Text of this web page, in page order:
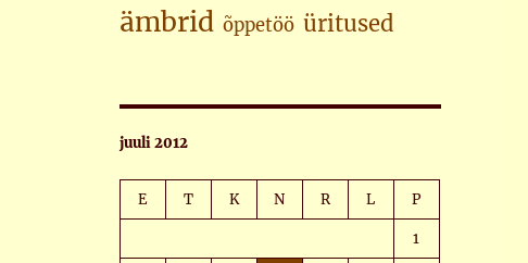
ämbrid õppetöö üritused
juuli 2012
E T K N R L P
1